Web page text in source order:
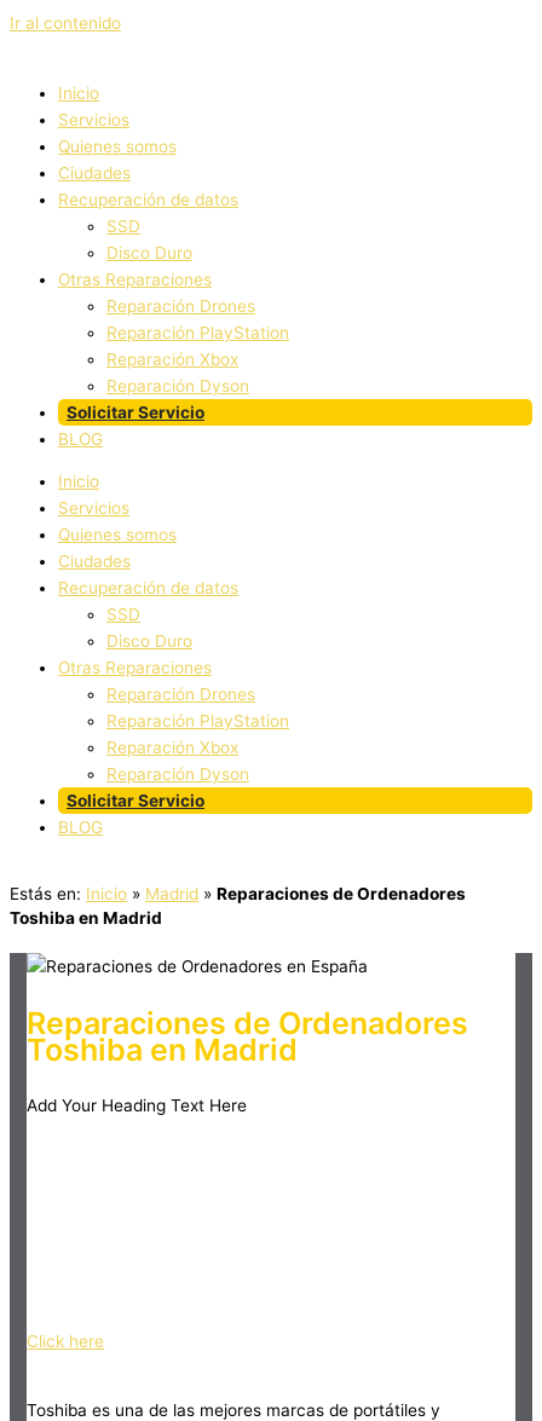
Ir al contenido
Inicio
Servicios
Quienes somos
Ciudades
Recuperación de datos
SSD
Disco Duro
Otras Reparaciones
Reparación Drones
Reparación PlayStation
Reparación Xbox
Reparación Dyson
Solicitar Servicio
BLOG
Inicio
Servicios
Quienes somos
Ciudades
Recuperación de datos
SSD
Disco Duro
Otras Reparaciones
Reparación Drones
Reparación PlayStation
Reparación Xbox
Reparación Dyson
Solicitar Servicio
BLOG
Estás en: Inicio » Madrid » Reparaciones de Ordenadores
Toshiba en Madrid
Reparaciones de Ordenadores
Toshiba en Madrid
Add Your Heading Text Here
Click here
Toshiba es una de las mejores marcas de portátiles y